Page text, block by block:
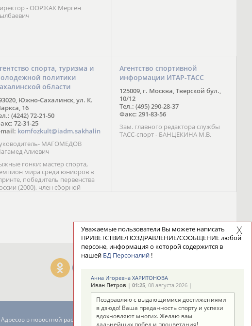
- ООРЖАК Мерген
спорта, туризма и
политики
области
Южно-Сахалинск, ул. К.
16
(4242) 72-21-50
72-31-25
mail: komfozkult@iadm.sakhalin
МАГОМЕДОВ
Алиевич
гонки: мастер спорта,
мира среди юниоров в
победитель первенства
(2000), член сборной
России С. Новиков;
Кубка России (1999) В. Разницын;
первенств России (1999, 2000), член
юниорской сборной команды
Агентство спортивной
информации ИТАР-ТАСС
125009, г. Москва, Тверской бул.,
10/12
Тел.: (495) 290-28-37
Факс: 291-83-56
Зам. главного редактора службы
ТАСС-спорт - БАНЦЕКИНА М.В.
Адресов в новостной рассылке: 996
Уважаемые пользователи Вы можете написать
ПРИВЕТСТВИЕ/ПОЗДРАВЛЕНИЕ/СООБЩЕНИЕ любой
персоне, информация о которой содержится в
нашей БД Персоналий !
Анна Игоревна ХАРИТОНОВА
Иван Петров | 01:25, 08 августа 2026 |
Поздравляю с выдающимися достижениями
в дзюдо! Ваша преданность спорту и успехи
вдохновляют многих. Желаю вам
дальнейших побед и процветания!